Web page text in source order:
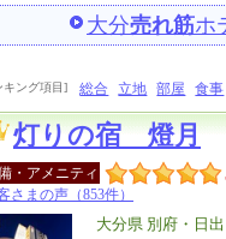
大分売れ筋ホ
キング項目] 総合 立地 部屋 食事
灯りの宿 燈月
・アメニティ
さまの声（853件）
エ
大分県 別府・日出